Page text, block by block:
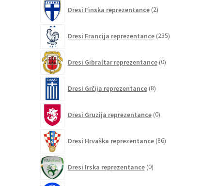
Dresi Finska reprezentance 2izdelka
Dresi Francija reprezentance 235izdelkov
Dresi Gibraltar reprezentance 0izdelkov
Dresi Grčija reprezentance 8izdelkov
Dresi Gruzija reprezentance 0izdelkov
Dresi Hrvaška reprezentance 86izdelkov
Dresi Irska reprezentance 0izdelkov